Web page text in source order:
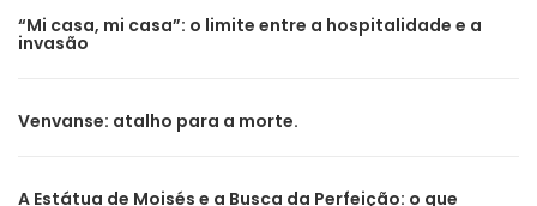
“Mi casa, mi casa”: o limite entre a hospitalidade e a
invasão
Venvanse: atalho para a morte.
A Estátua de Moisés e a Busca da Perfeição: o que